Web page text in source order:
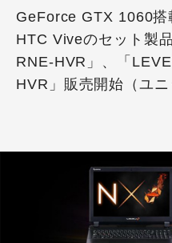
GeForce GTX 1060搭
HTC Viveのセット製
RNE-HVR」、「
HVR」販売開始（ユニ